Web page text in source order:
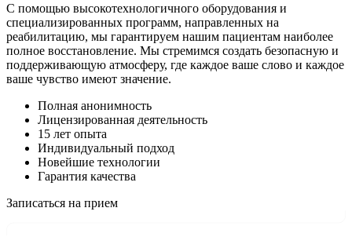
С помощью высокотехнологичного оборудования и
специализированных программ, направленных на
реабилитацию, мы гарантируем нашим пациентам наиболее
полное восстановление. Мы стремимся создать безопасную и
поддерживающую атмосферу, где каждое ваше слово и каждое
ваше чувство имеют значение.
Полная анонимность
Лицензированная деятельность
15 лет опыта
Индивидуальный подход
Новейшие технологии
Гарантия качества
Записаться на прием